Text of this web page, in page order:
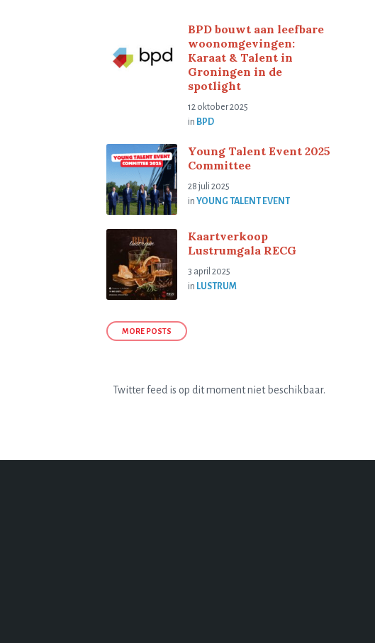
BPD bouwt aan leefbare
woonomgevingen:
Karaat & Talent in
Groningen in de
spotlight
12 oktober 2025
in BPD
Young Talent Event 2025
Committee
28 juli 2025
inYOUNG TALENT EVENT
Kaartverkoop
Lustrumgala RECG
3 april 2025
in LUSTRUM
MORE POSTS
Twitter feed is op dit moment niet beschikbaar.